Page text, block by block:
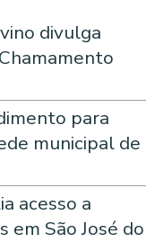
divulga
para
municipal de
acesso a
em São José do